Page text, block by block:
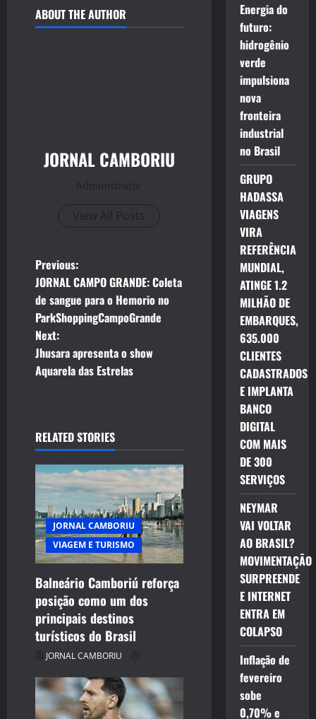
ABOUT THE AUTHOR
JORNAL CAMBORIU
Administrator
View All Posts
P
o
s
t
n
v
i
g
a
t
i
o
n
Previous:
JORNAL CAMPO GRANDE: Coleta
de sangue para o Hemorio no
ParkShoppingCampoGrande
Next:
Jhusara apresenta o show
Aquarela das Estrelas
RELATED STORIES
JORNAL CAMBORIU
VIAGEM E TURISMO
Balneário Camboriú reforça
posição como um dos
principais destinos
turísticos do Brasil
JORNAL CAMBORIU
Energia do
futuro:
hidrogênio
verde
impulsiona
nova
fronteira
industrial
no Brasil
GRUPO
HADASSA
VIAGENS
VIRA
REFERÊNCIA
MUNDIAL,
ATINGE 1.2
MILHÃO DE
EMBARQUES,
635.000
CLIENTES
CADASTRADOS
E IMPLANTA
BANCO
DIGITAL
COM MAIS
DE 300
SERVIÇOS
NEYMAR
VAI VOLTAR
AO BRASIL?
MOVIMENTAÇÃO
SURPREENDE
E INTERNET
ENTRA EM
COLAPSO
Inflação de
fevereiro
sobe
0,70% e